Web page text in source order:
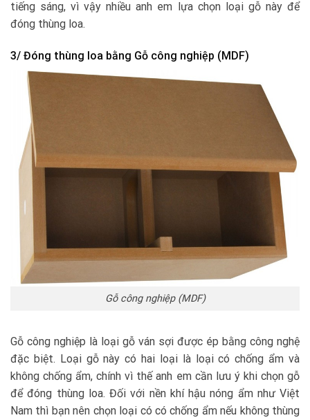
tiếng sáng, vì vậy nhiều anh em lựa chọn loại gỗ này để
đóng thùng loa.
3/ Đóng thùng loa bằng Gỗ công nghiệp (MDF)
Gỗ công nghiệp (MDF)
Gỗ công nghiệp là loại gỗ ván sợi được ép bằng công nghệ
đặc biệt. Loại gỗ này có hai loại là loại có chống ẩm và
không chống ẩm, chính vì thế anh em cần lưu ý khi chọn gỗ
để đóng thùng loa. Đối với nền khí hậu nóng ẩm như Việt
Nam thì bạn nên chọn loại có có chống ẩm nếu không thùng